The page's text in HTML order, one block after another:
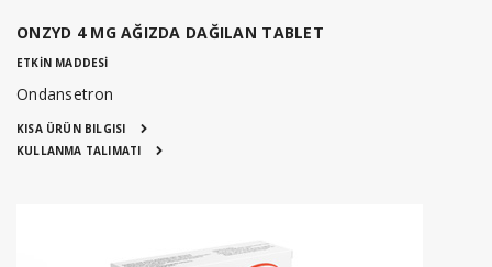
ONZYD 4 MG AĞIZDA DAĞILAN TABLET
ETKİN MADDESİ
Ondansetron
KISA ÜRÜN BILGISI
KULLANMA TALIMATI